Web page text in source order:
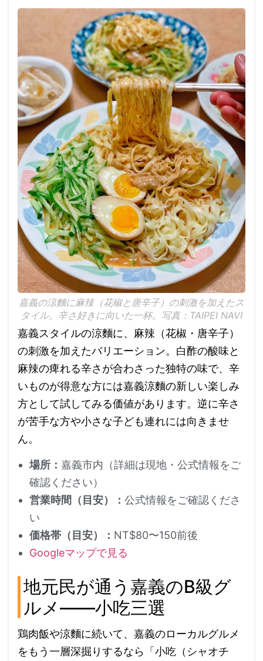
嘉義の涼麵に麻辣（花椒と唐辛子）の刺激を加えたス
タイル。辛さ好きに向いた一杯。写真：TAIPEI NAVI
嘉義スタイルの涼麵に、麻辣（花椒・唐辛子）
の刺激を加えたバリエーション。白酢の酸味と
麻辣の痺れる辛さが合わさった独特の味で、辛
いものが得意な方には嘉義涼麵の新しい楽しみ
方として試してみる価値があります。逆に辛さ
が苦手な方や小さな子ども連れには向きませ
ん。
場所： 嘉義市内（詳細は現地・公式情報をご
確認ください）
営業時間（目安）： 公式情報をご確認くださ
い
価格帯（目安）： NT$80〜150前後
Googleマップで見る
地元民が通う嘉義のB級グ
ルメ——小吃三選
鶏肉飯や涼麵に続いて、嘉義のローカルグルメ
をもう一層深掘りするなら「小吃（シャオチ